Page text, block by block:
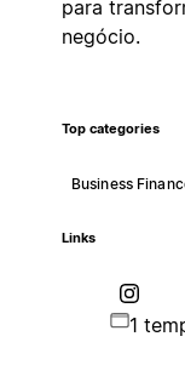
para
negócio.
Top categories
Business
Links
1